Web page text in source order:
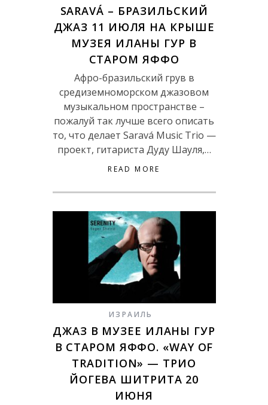
SARAVÁ – БРАЗИЛЬСКИЙ
ДЖАЗ 11 ИЮЛЯ НА КРЫШЕ
МУЗЕЯ ИЛАНЫ ГУР В
СТАРОМ ЯФФО
Афро-бразильский грув в
средиземноморском джазовом
музыкальном пространстве –
пожалуй так лучше всего описать
то, что делает Saravá Music Trio —
проект, гитариста Дуду Шауля,…
READ MORE
ИЗРАИЛЬ
ДЖАЗ В МУЗЕЕ ИЛАНЫ ГУР
В СТАРОМ ЯФФО. «WAY OF
TRADITION» — ТРИО
ЙОГЕВА ШИТРИТА 20
ИЮНЯ